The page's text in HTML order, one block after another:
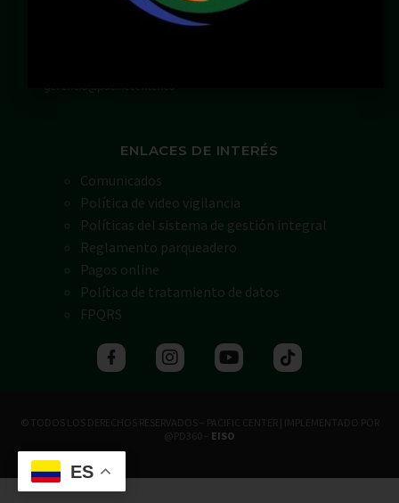
corporatewtccali@gmail.com
gerencia@pacificcenter.co
ENLACES DE INTERÉS
Comunicados
Política de video vigilancia
Políticas del sistema de gestión integral
Reglamento parqueadero
Pagos online
Política de tratamiento de datos
FPQRS
© TODOS LOS DERECHOS RESERVADOS – PACIFIC CENTER | IMPLEMENTADO POR
@PD360 – EISO
ES